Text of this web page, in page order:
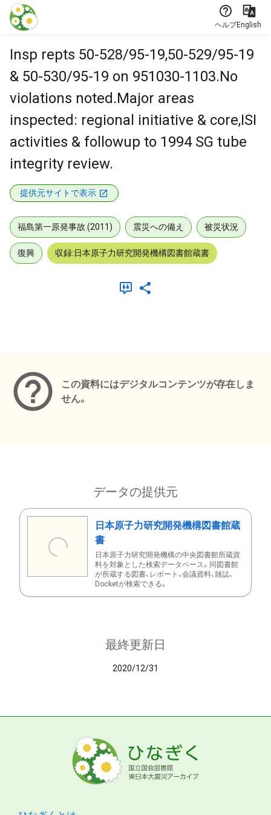
本文に飛ぶ
ヘルプEnglish
Insp repts 50-528/95-19,50-529/95-19
& 50-530/95-19 on 951030-1103.No
violations noted.Major areas
inspected: regional initiative & core,ISI
activities & followup to 1994 SG tube
integrity review.
提供元サイトで表示
福島第一原発事故 (2011) 震災への備え 被災状況
復興 収録:日本原子力研究開発機構図書館蔵書
この資料にはデジタルコンテンツが存在しま
せん。
データの提供元
日本原子力研究開発機構図書館蔵
書
日本原子力研究開発機構の中央図書館所蔵資
料を対象とした検索データベース。同図書館
が所蔵する図書、レポート、会議資料、雑誌、
Docketが検索できる。
最終更新日
2020/12/31